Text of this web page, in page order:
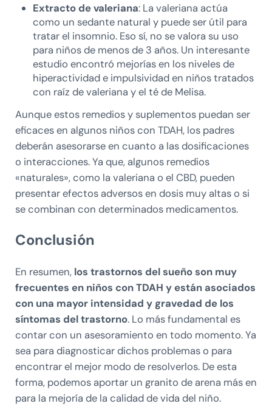
Extracto de valeriana: La valeriana actúa
como un sedante natural y puede ser útil para
tratar el insomnio. Eso sí, no se valora su uso
para niños de menos de 3 años. Un interesante
estudio encontró mejorías en los niveles de
hiperactividad e impulsividad en niños tratados
con raíz de valeriana y el té de Melisa.
Aunque estos remedios y suplementos puedan ser
eficaces en algunos niños con TDAH, los padres
deberán asesorarse en cuanto a las dosificaciones
o interacciones. Ya que, algunos remedios
«naturales», como la valeriana o el CBD, pueden
presentar efectos adversos en dosis muy altas o si
se combinan con determinados medicamentos.
Conclusión
En resumen, los trastornos del sueño son muy
frecuentes en niños con TDAH y están asociados
con una mayor intensidad y gravedad de los
síntomas del trastorno. Lo más fundamental es
contar con un asesoramiento en todo momento. Ya
sea para diagnosticar dichos problemas o para
encontrar el mejor modo de resolverlos. De esta
forma, podemos aportar un granito de arena más en
para la mejoría de la calidad de vida del niño.